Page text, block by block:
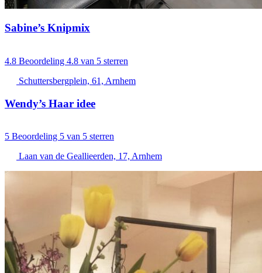
Sabine’s Knipmix
4.8 Beoordeling 4.8 van 5 sterren
Schuttersbergplein, 61, Arnhem
Wendy’s Haar idee
5 Beoordeling 5 van 5 sterren
Laan van de Geallieerden, 17, Arnhem